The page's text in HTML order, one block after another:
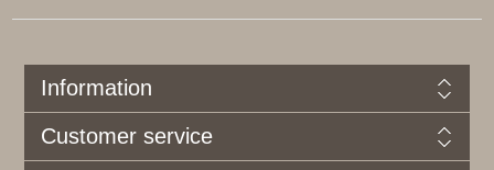
Information
Customer service